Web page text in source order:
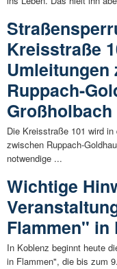
Kreisstraße
Umleitungen
Ruppach-
Großholbach
Die Kreisstraße 101 wird
zwischen Ruppach-
notwendige ...
Wichtige
Flammen" in
In Koblenz beginnt heute
in Flammen", die bis zum